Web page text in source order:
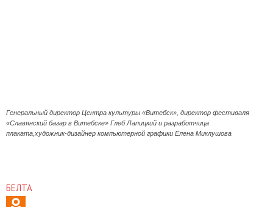
Генеральный директор Центра культуры «Витебск», директор фестиваля
«Славянский базар в Витебске» Глеб Лапицкий и разработчица
плаката,художник-дизайнер компьютерной графики Елена Миклушова
БЕЛТА